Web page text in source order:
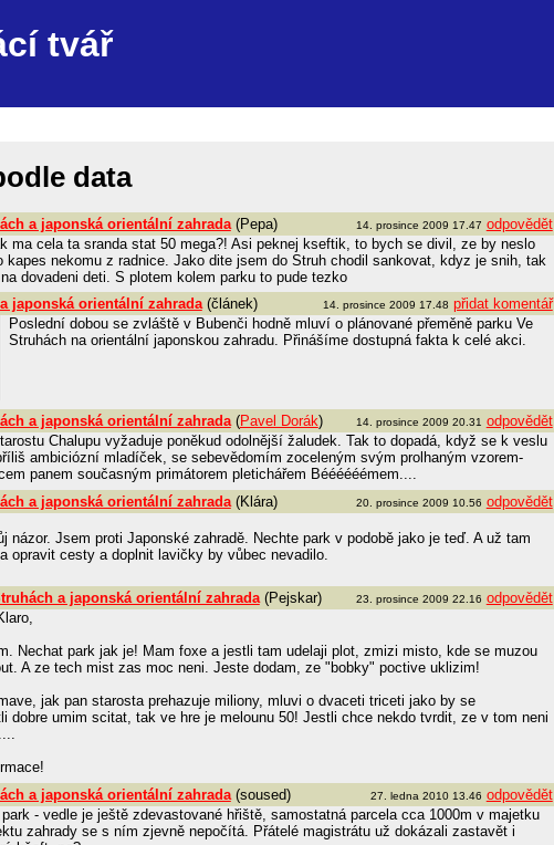
tvář
data
14. prosince 2009 17.47 odpovědět
a japonská orientální zahrada(Pepa)
ma cela ta sranda stat 50 mega?! Asi peknej kseftik, to bych se divil, ze by neslo
kapes nekomu z radnice. Jako dite jsem do Struh chodil sankovat, kdyz je snih, tak
dovadeni deti. S plotem kolem parku to pude tezko
14. prosince 2009 17.48 přidat komentář
japonská orientální zahrada(článek)
Poslední dobou se zvláště v Bubenči hodně mluví o plánované přeměně parku Ve
Struhách na orientální japonskou zahradu. Přinášíme dostupná fakta k celé akci.
14. prosince 2009 20.31 odpovědět
a japonská orientální zahrada(Pavel Dorák)
Chalupu vyžaduje poněkud odolnější žaludek. Tak to dopadá, když se k veslu
ambiciózní mladíček, se sebevědomím zoceleným svým prolhaným vzorem-
panem současným primátorem pletichářem Béééééémem....
20. prosince 2009 10.56 odpovědět
a japonská orientální zahrada(Klára)
názor. Jsem proti Japonské zahradě. Nechte park v podobě jako je teď. A už tam
opravit cesty a doplnit lavičky by vůbec nevadilo.
23. prosince 2009 22.16 odpovědět
a japonská orientální zahrada(Pejskar)
Nechat park jak je! Mam foxe a jestli tam udelaji plot, zmizi misto, kde se muzou
A ze tech mist zas moc neni. Jeste dodam, ze "bobky" poctive uklizim!
jak pan starosta prehazuje miliony, mluvi o dvaceti triceti jako by se
dobre umim scitat, tak ve hre je melounu 50! Jestli chce nekdo tvrdit, ze v tom neni
27. ledna 2010 13.46 odpovědět
a japonská orientální zahrada(soused)
- vedle je ještě zdevastované hřiště, samostatná parcela cca 1000m v majetku
zahrady se s ním zjevně nepočítá. Přátelé magistrátu už dokázali zastavět i